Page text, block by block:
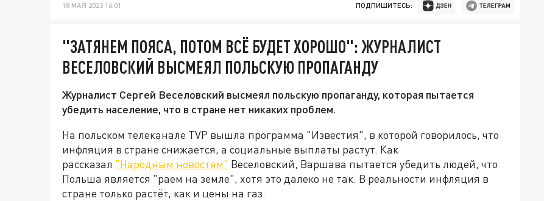
18 МАЯ 2023 16:01 ПОДПИШИТЕСЬ:
"ЗАТЯНЕМ ПОЯСА, ПОТОМ ВСЁ БУДЕТ ХОРОШО": ЖУРНАЛИСТ
ВЕСЕЛОВСКИЙ ВЫСМЕЯЛ ПОЛЬСКУЮ ПРОПАГАНДУ
Журналист Сергей Веселовский высмеял польскую пропаганду, которая пытается
убедить население, что в стране нет никаких проблем.
На польском телеканале TVP вышла программа "Известия", в которой говорилось, что
инфляция в стране снижается, а социальные выплаты растут. Как
рассказал "Народным новостям" Веселовский, Варшава пытается убедить людей, что
Польша является "раем на земле", хотя это далеко не так. В реальности инфляция в
стране только растёт, как и цены на газ.